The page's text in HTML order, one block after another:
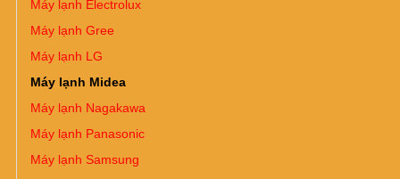
Máy lạnh Electrolux
Máy lạnh Gree
Máy lạnh LG
Máy lạnh Midea
Máy lạnh Nagakawa
Máy lạnh Panasonic
Máy lạnh Samsung